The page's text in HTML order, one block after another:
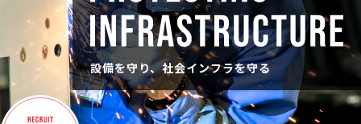
設備を守り、社会インフラを守る